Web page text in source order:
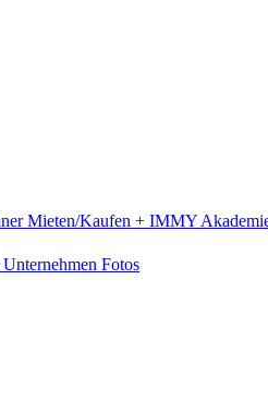
Mieten/Kaufen + IMMY
Unternehmen Fotos